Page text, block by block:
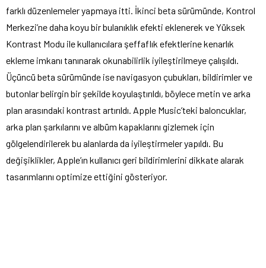
farklı düzenlemeler yapmaya itti. İkinci beta sürümünde, Kontrol
Merkezi’ne daha koyu bir bulanıklık efekti eklenerek ve Yüksek
Kontrast Modu ile kullanıcılara şeffaflık efektlerine kenarlık
ekleme imkanı tanınarak okunabilirlik iyileştirilmeye çalışıldı.
Üçüncü beta sürümünde ise navigasyon çubukları, bildirimler ve
butonlar belirgin bir şekilde koyulaştırıldı, böylece metin ve arka
plan arasındaki kontrast artırıldı. Apple Music’teki baloncuklar,
arka plan şarkılarını ve albüm kapaklarını gizlemek için
gölgelendirilerek bu alanlarda da iyileştirmeler yapıldı. Bu
değişiklikler, Apple’ın kullanıcı geri bildirimlerini dikkate alarak
tasarımlarını optimize ettiğini gösteriyor.